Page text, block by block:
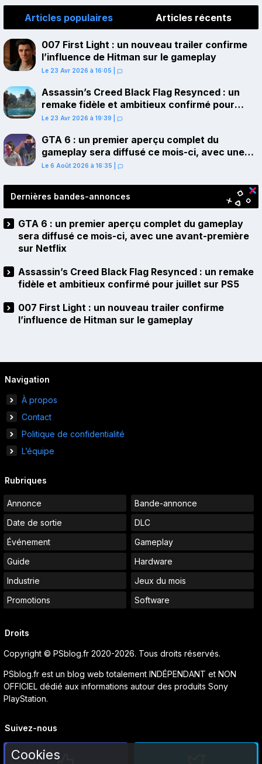
Articles populaires Articles récents
007 First Light : un nouveau trailer confirme
l’influence de Hitman sur le gameplay
Le 23 Avr 2026 à 16:05
Assassin’s Creed Black Flag Resynced : un
remake fidèle et ambitieux confirmé pour
juillet sur PS5
Le 23 Avr 2026 à 19:39
GTA 6 : un premier aperçu complet du
gameplay sera diffusé ce mois-ci, avec une
avant-première sur Netflix
Le 6 Août 2026 à 16:35
Dernières bandes-annonces
GTA 6 : un premier aperçu complet du gameplay
sera diffusé ce mois-ci, avec une avant-première
sur Netflix
Assassin’s Creed Black Flag Resynced : un remake
fidèle et ambitieux confirmé pour juillet sur PS5
007 First Light : un nouveau trailer confirme
l’influence de Hitman sur le gameplay
Navigation
À propos
Contact
Politique de confidentialité
L’équipe
Rubriques
Annonce
Bande-annonce
Date de sortie
DLC
Événement
Gameplay
Guide
Hardware
Industrie
Jeux du mois
Promotions
Software
Droits
Copyright © PSblog.fr 2020-2026. Tous droits réservés.
PSblog.fr est un blog web totalement INDÉPENDANT et NON
OFFICIEL dédié aux informations autour des produits Sony
PlayStation.
Suivez-nous
Cookies